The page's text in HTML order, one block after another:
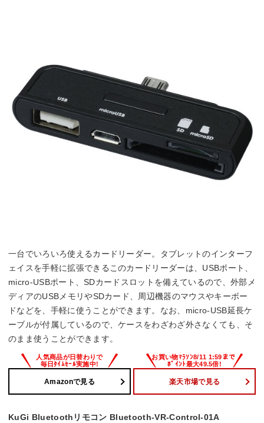
一台でいろいろ使えるカードリーダー。タブレットのインターフ
ェイスを手軽に拡張できるこのカードリーダーは、USBポート、
micro-USBポート、SDカードスロットを備えているので、外部メ
ディアのUSBメモリやSDカード、周辺機器のマウスやキーボー
ドなどを、手軽に使うことができます。なお、micro-USB延長ケ
ーブルが付属しているので、ケースをわざわざ外さなくても、そ
のまま使うことができます。
Amazonで見る 楽天市場で見る
KuGi Bluetoothリモコン Bluetooth-VR-Control-01A